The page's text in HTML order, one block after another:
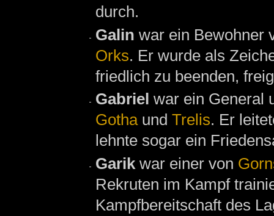
durch.
Galin war ein Bewohner
Orks. Er wurde als
friedlich zu beenden,
Gabriel war ein General
Gothaund Trelis. Er
lehnte sogar ein
Garikwar einer von
Rekruten im Kampf
Kampfbereitschaft des